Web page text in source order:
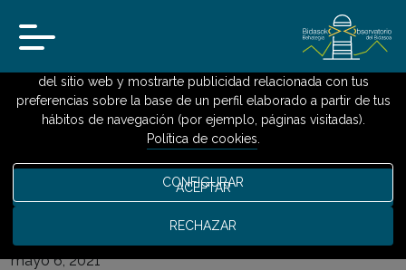
INICIO » MERCADO DE TRABAJO» BOLETÍN DE EMPLEO HONDARRIBIA, ABRIL
Boletín de empleo Hondarribia,
abril 2021
mayo 6, 2021
Usamos cookies
Utilizamos cookies propias y de terceros para analizar el uso
del sitio web y mostrarte publicidad relacionada con tus
preferencias sobre la base de un perfil elaborado a partir de tus
hábitos de navegación (por ejemplo, páginas visitadas).
Política de cookies
CONFIGURAR
RECHAZAR
ACEPTAR